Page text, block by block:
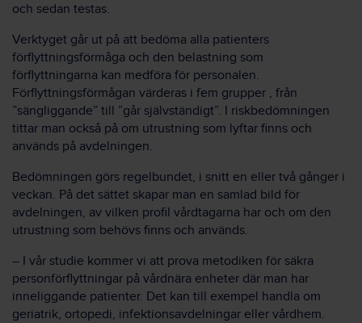
och sedan testas.
Verktyget går ut på att bedöma alla patienters
förflyttningsförmåga och den belastning som
förflyttningarna kan medföra för personalen.
Förflyttningsförmågan värderas i fem grupper , från
”sängliggande” till ”går självständigt”. I riskbedömningen
tittar man också på om utrustning som lyftar finns och
används på avdelningen.
Bedömningen görs regelbundet, i snitt en eller två gånger i
veckan. På det sättet skapar man en samlad bild för
avdelningen, av vilken profil vårdtagarna har och om den
utrustning som behövs finns och används.
– I vår studie kommer vi att prova metodiken för säkra
personförflyttningar på vårdnära enheter där man har
inneliggande patienter. Det kan till exempel handla om
geriatrik, ortopedi, infektionsavdelningar eller vårdhem.